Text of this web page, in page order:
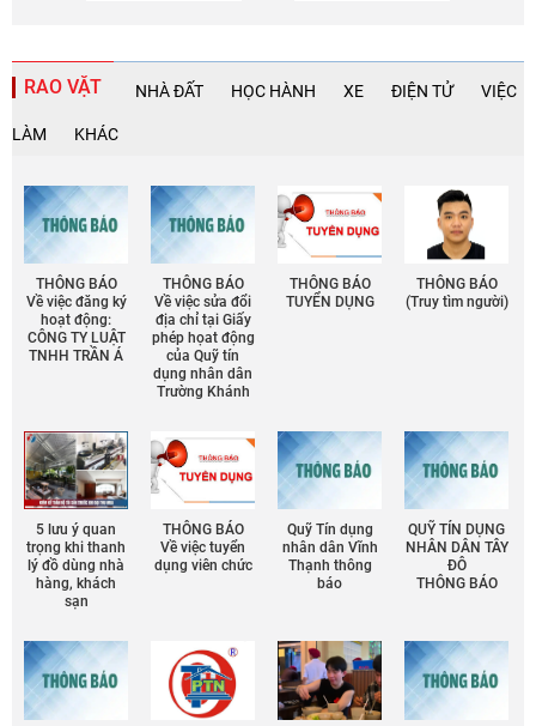
RAO VẶT NHÀ ĐẤT HỌC HÀNH XE ĐIỆN TỬ VIỆC
LÀM KHÁC
THÔNG BÁO
Về việc đăng ký
hoạt động:
CÔNG TY LUẬT
TNHH TRẦN Á
THÔNG BÁO
Về việc sửa đổi
địa chỉ tại Giấy
phép họat động
của Quỹ tín
dụng nhân dân
Trường Khánh
THÔNG BÁO
TUYỂN DỤNG
THÔNG BÁO
(Truy tìm người)
5 lưu ý quan
trọng khi thanh
lý đồ dùng nhà
hàng, khách
sạn
THÔNG BÁO
Về việc tuyển
dụng viên chức
Quỹ Tín dụng
nhân dân Vĩnh
Thạnh thông
báo
QUỸ TÍN DỤNG
NHÂN DÂN TÂY
ĐÔ
THÔNG BÁO